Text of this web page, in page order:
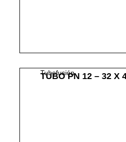
Tubofusión
TUBO PN 12 – 32 X